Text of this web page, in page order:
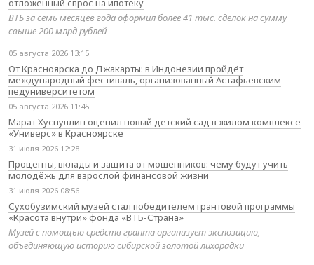
отложенный спрос на ипотеку
ВТБ за семь месяцев года оформил более 41 тыс. сделок на сумму
свыше 200 млрд рублей
05 августа 2026 13:15
От Красноярска до Джакарты: в Индонезии пройдёт
международный фестиваль, организованный Астафьевским
педуниверситетом
05 августа 2026 11:45
Марат Хуснуллин оценил новый детский сад в жилом комплексе
«Универс» в Красноярске
31 июля 2026 12:28
Проценты, вклады и защита от мошенников: чему будут учить
молодёжь для взрослой финансовой жизни
31 июля 2026 08:56
Сухобузимский музей стал победителем грантовой программы
«Красота внутри» фонда «ВТБ-Страна»
Музей с помощью средств гранта организует экспозицию,
объединяющую историю сибирской золотой лихорадки